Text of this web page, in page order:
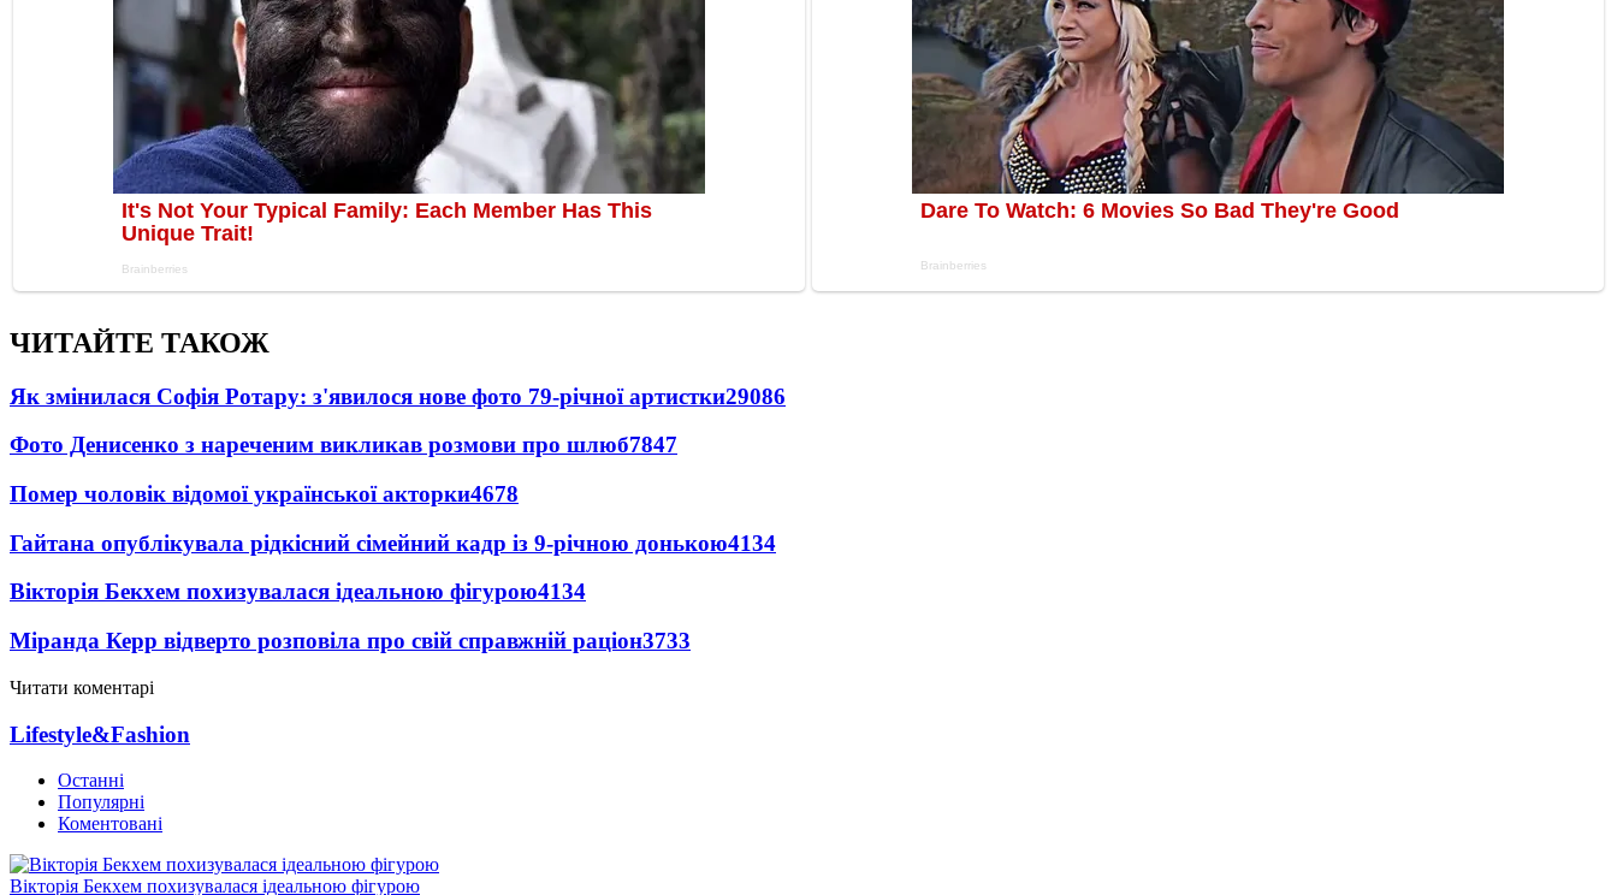
ЧИТАЙТЕ ТАКОЖ
Як змінилася Софія Ротару: з'явилося нове фото 79-річної артистки29086
Фото Денисенко з нареченим викликав розмови про шлюб7847
Помер чоловік відомої української акторки4678
Гайтана опублікувала рідкісний сімейний кадр із 9-річною донькою4134
Вікторія Бекхем похизувалася ідеальною фігурою4134
Міранда Керр відверто розповіла про свій справжній раціон3733
Читати коментарі
Lifestyle&Fashion
Останні
Популярні
Коментовані
Вікторія Бекхем похизувалася ідеальною фігурою